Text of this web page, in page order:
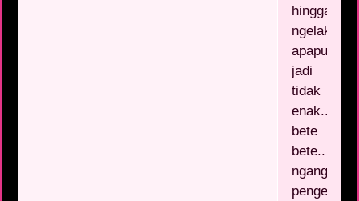
hingga
ngelakuin
apapun
jadi
tidak
bete
bete..
nganggur
pengen